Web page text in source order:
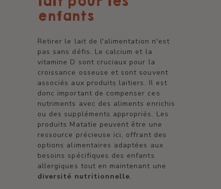
enfants
Retirer le lait de l'alimentation n'est
pas sans défis. Le calcium et la
vitamine D sont cruciaux pour la
croissance osseuse et sont souvent
associés aux produits laitiers. Il est
donc important de compenser ces
nutriments avec des aliments enrichis
ou des suppléments appropriés. Les
produits Matatie peuvent être une
ressource précieuse ici, offrant des
options alimentaires adaptées aux
besoins spécifiques des enfants
allergiques tout en maintenant une
diversité nutritionnelle.